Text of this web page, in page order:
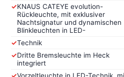
✓KNAUS CATEYE evolution-
Rückleuchte, mit exklusiver
Nachtsignatur und dynamischen
Blinkleuchten in LED-
✓Technik
✓Dritte Bremsleuchte im Heck
integriert
✓Vorzeltleuchte in LED-Technik,